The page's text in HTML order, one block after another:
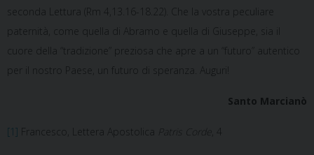
seconda Lettura (Rm 4,13.16-18.22). Che la vostra peculiare
paternità, come quella di Abramo e quella di Giuseppe, sia il
cuore della “tradizione” preziosa che apre a un “futuro” autentico
per il nostro Paese, un futuro di speranza. Auguri!
Santo Marcianò
[1] Francesco, Lettera Apostolica , 4